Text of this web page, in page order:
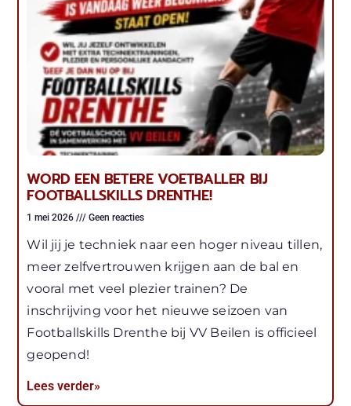
WORD EEN BETERE VOETBALLER BIJ
FOOTBALLSKILLS DRENTHE!
1 mei 2026 Geen reacties
Wil jij je techniek naar een hoger niveau tillen,
meer zelfvertrouwen krijgen aan de bal en
vooral met veel plezier trainen? De
inschrijving voor het nieuwe seizoen van
Footballskills Drenthe bij VV Beilen is officieel
geopend!
Lees verder»